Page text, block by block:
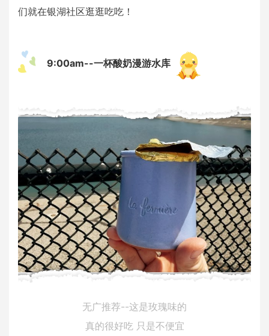
们就在银湖社区逛逛吃吃！
9:00am--一杯酸奶漫游水库
无广推荐--这是玫瑰味的
真的很好吃 只是不便宜